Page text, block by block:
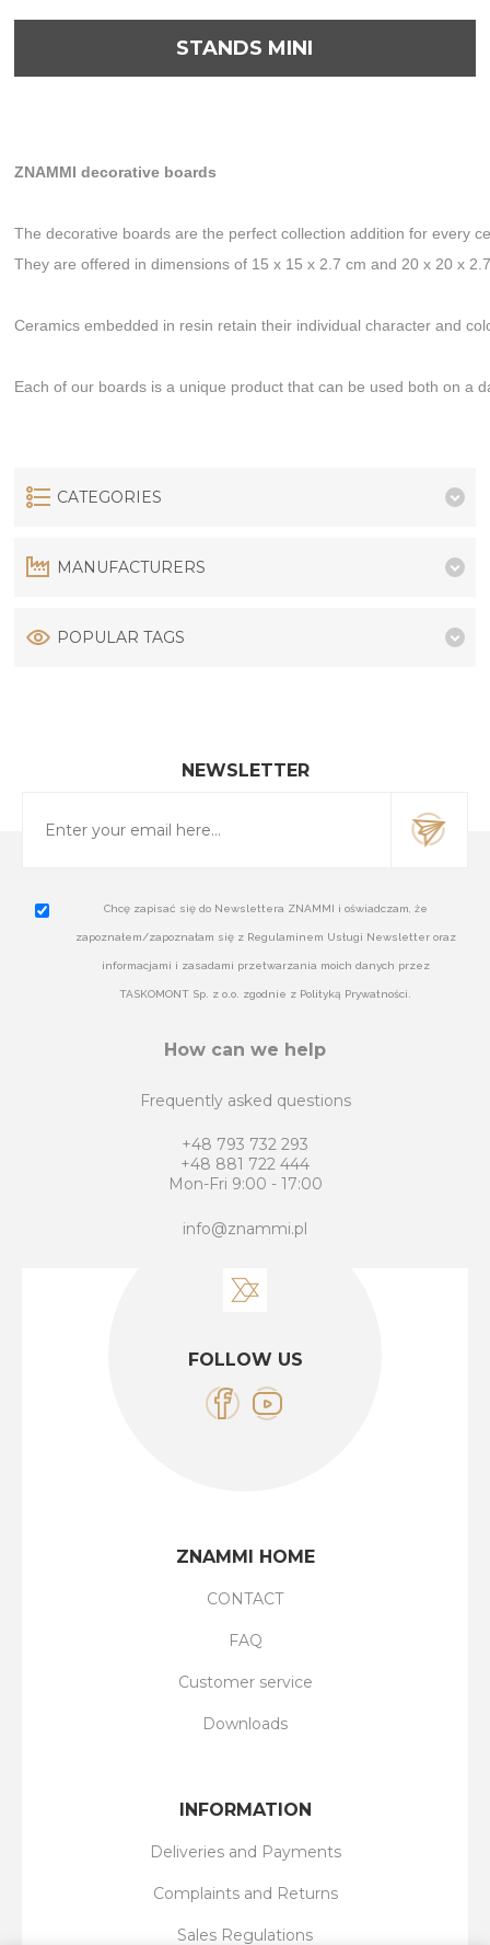
STANDS MINI
ZNAMMI decorative boards
The decorative boards are the perfect collection addition for every
They are offered in dimensions of 15 x 15 x 2.7 cm and 20 x 20 x
Ceramics embedded in resin retain their individual character and
Each of our boards is a unique product that can be used both on a
CATEGORIES
MANUFACTURERS
POPULAR TAGS
NEWSLETTER
Chcę zapisać się do Newslettera ZNAMMI i oświadczam, że
zapoznałem/zapoznałam się z Regulaminem Usługi Newsletter oraz
informacjami i zasadami przetwarzania moich danych przez
TASKOMONT Sp. z o.o. zgodnie z Polityką Prywatności.
How can we help
Frequently asked questions
+48 793 732 293
+48 881 722 444
Mon-Fri 9:00 - 17:00
info@znammi.pl
FOLLOW US
ZNAMMI HOME
CONTACT
FAQ
Customer service
Downloads
INFORMATION
Deliveries and Payments
Complaints and Returns
Sales Regulations